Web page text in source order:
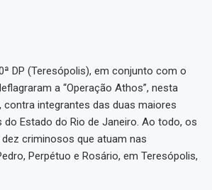
DP (Teresópolis), em conjunto com o
a “Operação Athos”, nesta
integrantes das duas maiores
Estado do Rio de Janeiro. Ao todo, os
criminosos que atuam nas
Perpétuo e Rosário, em Teresópolis,